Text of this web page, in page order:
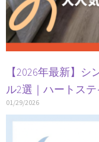
【2026年最新】
ル2選｜ハートス
01/29/2026